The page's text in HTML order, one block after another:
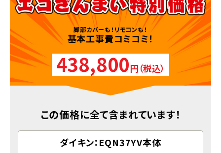
脚部カバーも！リモコンも！
基本工事費コミコミ！
438,800円（税込）
この価格に全て含まれています！
ダイキン：EQN37YV本体